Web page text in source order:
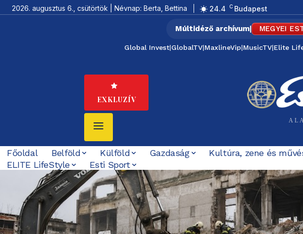
2026. augusztus 6., csütörtök | Névnap: Berta, Bettina 24.4 C Budapest
Múltidéző archívum| MEGYEI
Global Invest|GlobalTV|MaxlineVip|MusicTV|Elite
EXKLUZÍV
Főoldal Belföld Külföld Gazdaság Kultúra, zene és
ELITE LifeStyle
Esti Sport